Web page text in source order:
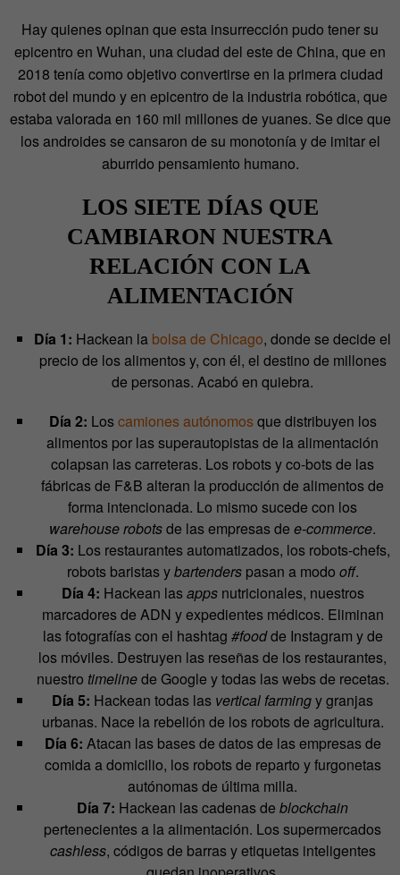
Hay quienes opinan que esta insurrección pudo tener su
epicentro en Wuhan, una ciudad del este de China, que en
2018 tenía como objetivo convertirse en la primera ciudad
robot del mundo y en epicentro de la industria robótica, que
estaba valorada en 160 mil millones de yuanes. Se dice que
los androides se cansaron de su monotonía y de imitar el
aburrido pensamiento humano.
LOS SIETE DÍAS QUE
CAMBIARON NUESTRA
RELACIÓN CON LA
ALIMENTACIÓN
Día 1: Hackean la bolsa de Chicago, donde se decide el
precio de los alimentos y, con él, el destino de millones
de personas. Acabó en quiebra.
Día 2: Loscamiones autónomosque distribuyen los
alimentos por las superautopistas de la alimentación
colapsan las carreteras. Los robots y co-bots de las
fábricas de F&B alteran la producción de alimentos de
forma intencionada. Lo mismo sucede con los
warehouse robotsde las empresas de e-commerce.
Día 3: Los restaurantes automatizados, los robots-chefs,
robots baristas ybartenderspasan a modo off.
Día 4: Hackean lasappsnutricionales, nuestros
marcadores de ADN y expedientes médicos. Eliminan
las fotografías con el hashtag #foodde Instagram y de
los móviles. Destruyen las reseñas de los restaurantes,
nuestro timelinede Google y todas las webs de recetas.
Día 5: Hackean todas las vertical farmingy granjas
urbanas. Nace la rebelión de los robots de agricultura.
Día 6: Atacan las bases de datos de las empresas de
comida a domicilio, los robots de reparto y furgonetas
autónomas de última milla.
Día 7: Hackean las cadenas de blockchain
pertenecientes a la alimentación. Los supermercados
cashless, códigos de barras y etiquetas inteligentes